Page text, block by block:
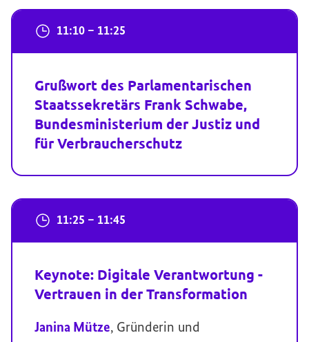
11:10 – 11:25
Grußwort des Parlamentarischen
Staatssekretärs Frank Schwabe,
Bundesministerium der Justiz und
für Verbraucherschutz
11:25 – 11:45
Keynote: Digitale Verantwortung -
Vertrauen in der Transformation
Janina Mütze, Gründerin und